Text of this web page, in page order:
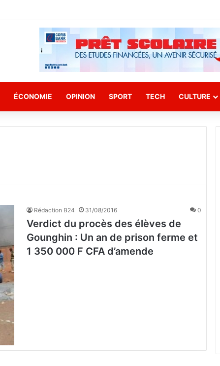
ÉCONOMIE OPINION SPORT TECH CULTURE
Rédaction B24 31/08/2016 0
Verdict du procès des élèves de
Gounghin : Un an de prison ferme et
1 350 000 F CFA d’amende